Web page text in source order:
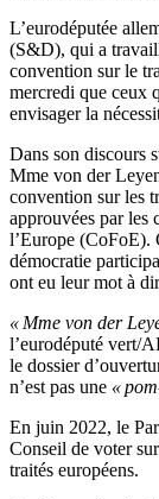
L’eurodéputée
(S&D), qui a
convention sur le
mercredi que ceux
envisager la
Dans son discours
Mme von der
convention sur les
approuvées par les
l’Europe (CoFoE).
démocratie
ont eu leur mot à
« Mme von der
l’eurodéputé vert/
le dossier
n’est pas une «
En juin 2022, le
Conseil de voter
traités européens.